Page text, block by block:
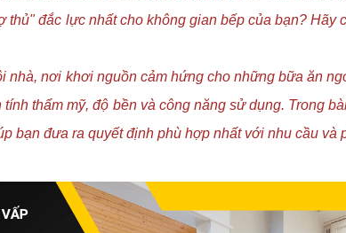
thủ" đắc lực nhất cho không gian bếp của bạn?
nơi khơi nguồn cảm hứng cho những bữa ăn
thẩm mỹ, độ bền và công năng sử dụng. Trong
bạn đưa ra quyết định phù hợp nhất với nhu cầu và